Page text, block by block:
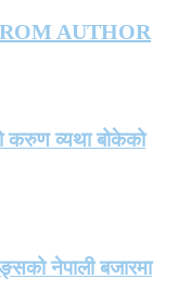
AUTHOR
करुण व्यथा बोकेको
नेपाली बजारमा